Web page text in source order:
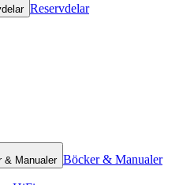
Reservdelar
& Manualer Böcker & Manualer